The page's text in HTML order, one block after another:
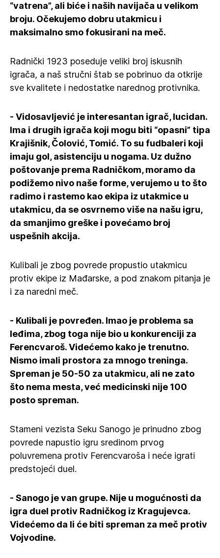
“vatrena”, ali biće i naših navijača u velikom
broju. Očekujemo dobru utakmicu i
maksimalno smo fokusirani na meč.
Radnički 1923 poseduje veliki broj iskusnih
igrača, a naš stručni štab se pobrinuo da otkrije
sve kvalitete i nedostatke narednog protivnika.
- Vidosavljević je interesantan igrač, lucidan.
Ima i drugih igrača koji mogu biti “opasni” tipa
Krajišnik, Čolović, Tomić. To su fudbaleri koji
imaju gol, asistenciju u nogama. Uz dužno
poštovanje prema Radničkom, moramo da
podižemo nivo naše forme, verujemo u to što
radimo i rastemo kao ekipa iz utakmice u
utakmicu, da se osvrnemo više na našu igru,
da smanjimo greške i povećamo broj
uspešnih akcija.
Kulibali je zbog povrede propustio utakmicu
protiv ekipe iz Mađarske, a pod znakom pitanja je
i za naredni meč.
- Kulibali je povređen. Imao je problema sa
leđima, zbog toga nije bio u konkurenciji za
Ferencvaroš. Videćemo kako je trenutno.
Nismo imali prostora za mnogo treninga.
Spreman je 50-50 za utakmicu, ali ne zato
što nema mesta, već medicinski nije 100
posto spreman.
Stameni vezista Seku Sanogo je prinudno zbog
povrede napustio igru sredinom prvog
poluvremena protiv Ferencvaroša i neće igrati
predstojeći duel.
- Sanogo je van grupe. Nije u mogućnosti da
igra duel protiv Radničkog iz Kragujevca.
Videćemo da li će biti spreman za meč protiv
Vojvodine.